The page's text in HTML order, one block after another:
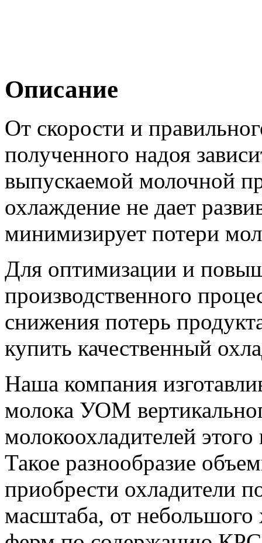
Описание
От скорости и
полученного надоя
выпускаемой молочной
охлаждение не дает
минимизирует потери
Для оптимизации и
производственного
снижения потерь
купить качественный
Наша компания
молока УОМ
молокоохладителей
Такое разнообразие
приобрести охладители
масштаба, от небольшого